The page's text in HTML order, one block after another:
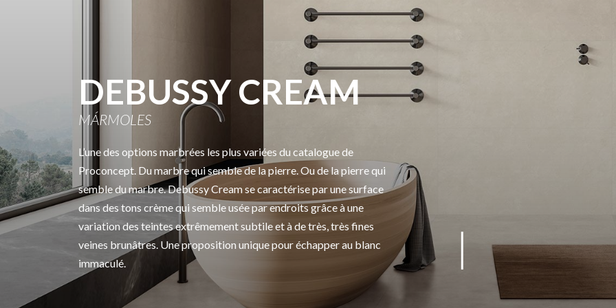
DEBUSSY CREAM
MÁRMOLES
L’une des options marbrées les plus variées du catalogue de
Proconcept. Du marbre qui semble de la pierre. Ou de la pierre qui
semble du marbre. Debussy Cream se caractérise par une surface
dans des tons crème qui semble usée par endroits grâce à une
variation des teintes extrêmement subtile et à de très, très fines
veines brunâtres. Une proposition unique pour échapper au blanc
immaculé.